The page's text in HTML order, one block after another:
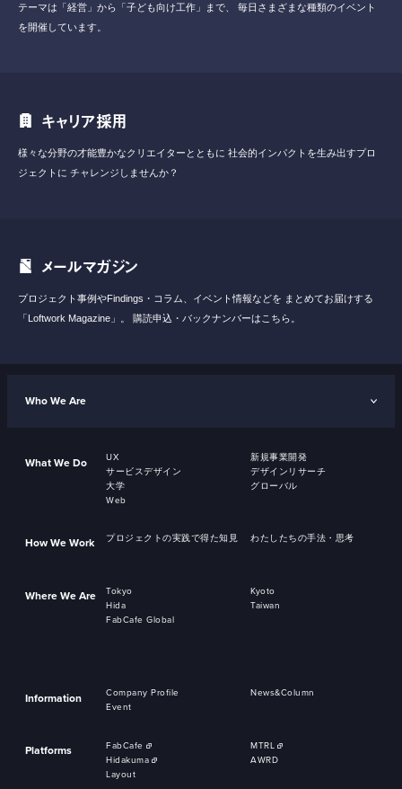
テーマは「経営」から「子ども向け工作」まで、
毎日さまざまな種類のイベント
を開催しています。
キャリア採用
様々な分野の才能豊かなクリエイターとともに 社会的インパクトを生み出すプロ
ジェクトに チャレンジしませんか？
メールマガジン
プロジェクト事例やFindings・コラム、イベント情報などを まとめてお届けする
「Loftwork Magazine」。
購読申込・バックナンバーはこちら。
Who We Are
What We Do UX
新規事業開発
サービスデザイン
デザインリサーチ
大学
グローバル
Web
How We Work プロジェクトの実践で得た知見 わたしたちの手法・思考
Where We Are Tokyo
Kyoto
Hida
Taiwan
FabCafe Global
Information Company Profile
News&Column
Event
Platforms FabCafe
MTRL
Hidakuma
AWRD
Layout